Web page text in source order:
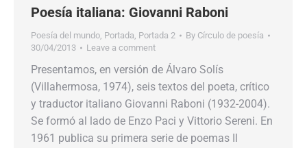
Poesía italiana: Giovanni Raboni
Poesía del mundo, Portada, Portada 2 By Círculo de poesía
30/04/2013
Leave a comment
Presentamos, en versión de Álvaro Solís
(Villahermosa, 1974), seis textos del poeta, crítico
y traductor italiano Giovanni Raboni (1932-2004).
Se formó al lado de Enzo Paci y Vittorio Sereni. En
1961 publica su primera serie de poemas Il